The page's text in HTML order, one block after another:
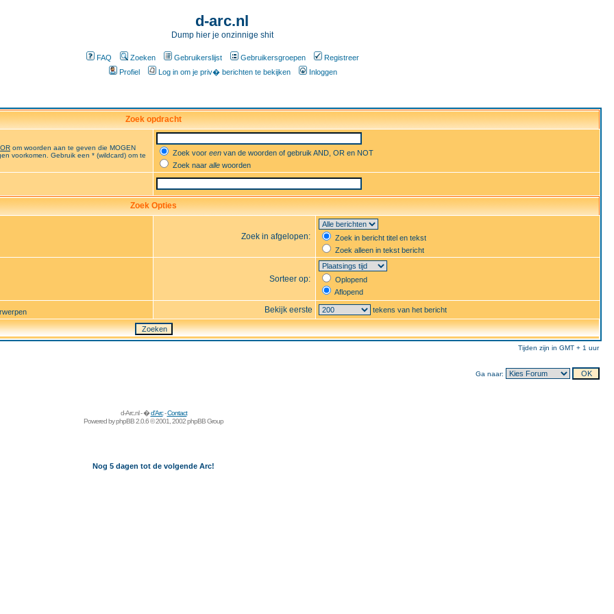
d-arc.nl
Dump hier je onzinnige shit
FAQ Zoeken Gebruikerslijst Gebruikersgroepen
Registreer
Profiel
Log in om je priv� berichten te bekijken Inloggen
Zoek opdracht
OR om woorden aan te geven die MOGEN
voorkomen. Gebruik een * (wildcard) om te
Zoek voor een van de woorden of gebruik AND, OR en NOT
Zoek naar alle woorden
Zoek Opties
Zoek in afgelopen:
Zoek in bericht titel en tekst
Zoek alleen in tekst bericht
Sorteer op:
Oplopend
Aflopend
Bekijk eerste tekens van het bericht
Tijden zijn in GMT + 1 uur
Ga naar:
d-Arc.nl - �d'Arc-Contact
Powered byphpBB2.0.6 © 2001, 2002 phpBB Group
Nog 5 dagen tot de volgende Arc!